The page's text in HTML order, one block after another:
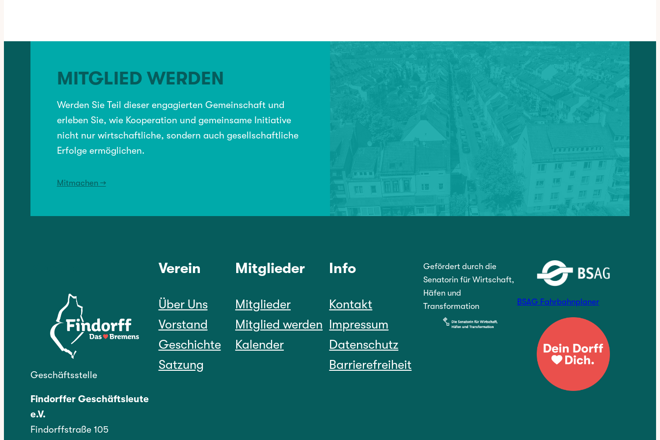
MITGLIED WERDEN
Werden Sie Teil dieser engagierten Gemeinschaft und
erleben Sie, wie Kooperation und gemeinsame Initiative
nicht nur wirtschaftliche, sondern auch gesellschaftliche
Erfolge ermöglichen.
Mitmachen →
Geschäftsstelle
Findorffer Geschäftsleute
e.V.
Findorffstraße 105
Verein
Über Uns
Vorstand
Geschichte
Satzung
Mitglieder
Mitglieder
Mitglied werden
Kalender
Info
Kontakt
Impressum
Datenschutz
Barrierefreiheit
Gefördert durch die
Senatorin für Wirtschaft,
Häfen und
Transformation
BSAG Fahrbahnplaner